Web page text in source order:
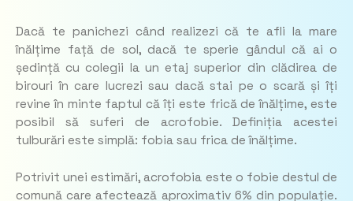
Dacă te panichezi când realizezi că te afli la mare
înălțime față de sol, dacă te sperie gândul că ai o
ședință cu colegii la un etaj superior din clădirea de
birouri în care lucrezi sau dacă stai pe o scară și îți
revine în minte faptul că îți este frică de înălțime, este
posibil să suferi de acrofobie. Definiția acestei
tulburări este simplă: fobia sau frica de înălțime.
Potrivit unei estimări, acrofobia este o fobie destul de
comună care afectează aproximativ 6% din populație.